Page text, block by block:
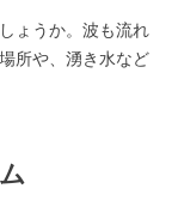
ょうか。波も流れ
所や、湧き水など